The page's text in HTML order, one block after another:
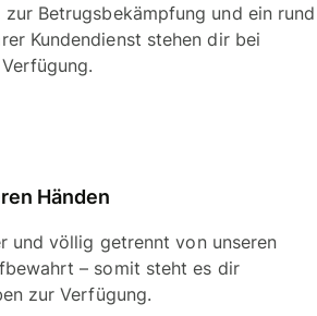
Betrugsbekämpfung und ein rund
Kundendienst stehen dir bei
Händen
und völlig getrennt von unseren
– somit steht es dir
zur Verfügung.